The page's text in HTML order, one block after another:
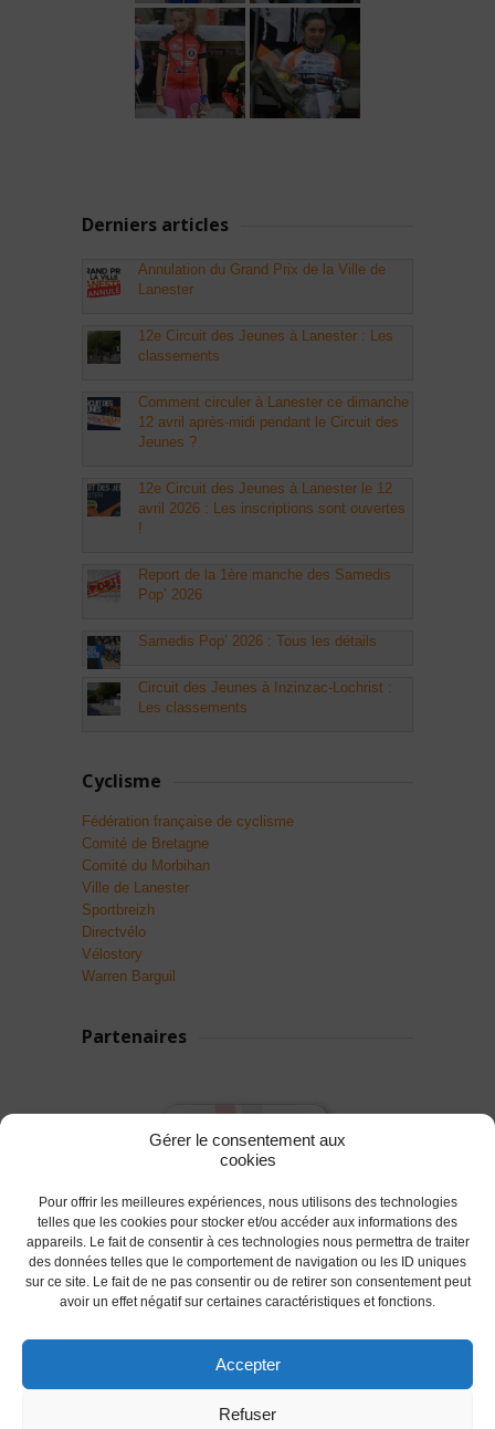
Gérer le consentement aux
cookies
Pour offrir les meilleures expériences, nous utilisons des technologies
telles que les cookies pour stocker et/ou accéder aux informations des
appareils. Le fait de consentir à ces technologies nous permettra de traiter
des données telles que le comportement de navigation ou les ID uniques
sur ce site. Le fait de ne pas consentir ou de retirer son consentement peut
avoir un effet négatif sur certaines caractéristiques et fonctions.
Accepter
Refuser
Derniers articles
Annulation du Grand Prix de la Ville de
Lanester
12e Circuit des Jeunes à Lanester : Les
classements
Comment circuler à Lanester ce dimanche
12 avril après-midi pendant le Circuit des
Jeunes ?
12e Circuit des Jeunes à Lanester le 12
avril 2026 : Les inscriptions sont ouvertes
!
Report de la 1ère manche des Samedis
Pop’ 2026
Samedis Pop’ 2026 : Tous les détails
Circuit des Jeunes à Inzinzac-Lochrist :
Les classements
Cyclisme
Fédération française de cyclisme
Comité de Bretagne
Comité du Morbihan
Ville de Lanester
Sportbreizh
Directvélo
Vélostory
Warren Barguil
Partenaires
réservés.